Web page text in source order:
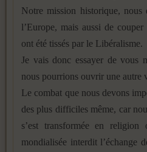
Notre mission historique, nous
l’Europe, mais aussi de
ont été tissés par le Libéralisme.
Je vais donc essayer de vous
nous pourrions ouvrir une autre
Le combat que nous devons
des plus difficiles même, car
s’est transformée en
mondialisée interdit l’échange